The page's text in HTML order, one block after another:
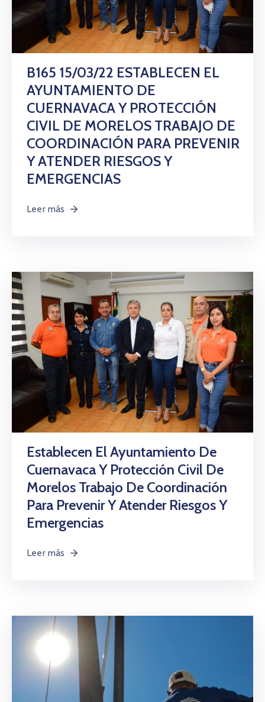
B165 15/03/22 ESTABLECEN EL
AYUNTAMIENTO DE
CUERNAVACA Y PROTECCIÓN
CIVIL DE MORELOS TRABAJO DE
COORDINACIÓN PARA PREVENIR
Y ATENDER RIESGOS Y
EMERGENCIAS
Leer más
Establecen El Ayuntamiento De
Cuernavaca Y Protección Civil De
Morelos Trabajo De Coordinación
Para Prevenir Y Atender Riesgos Y
Emergencias
Leer más